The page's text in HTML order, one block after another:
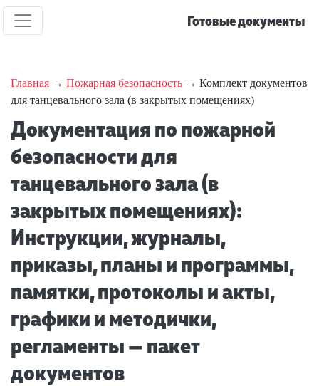
Готовые документы
Главная → Пожарная безопасность → Комплект документов
для танцевального зала (в закрытых помещениях)
Документация по пожарной
безопасности для
танцевального зала (в
закрытых помещениях):
Инструкции, журналы,
приказы, планы и программы,
памятки, протоколы и акты,
графики и методички,
регламенты — пакет
документов